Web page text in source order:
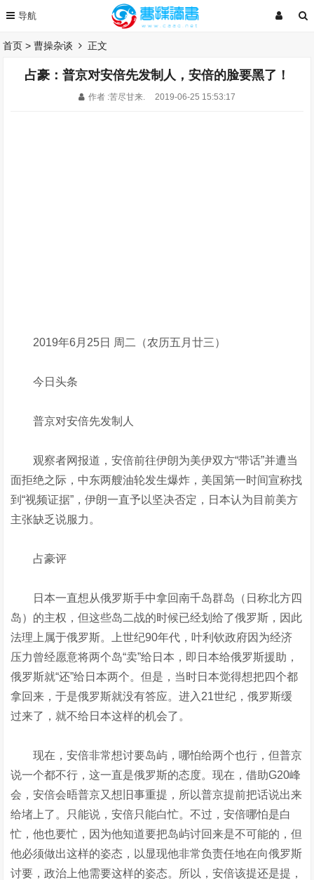
首页 >曹操杂谈 正文
占豪：普京对安倍先发制人，安倍的脸要黑了！
作者 :苦尽甘来. 2019-06-25 15:53:17
2019年6月25日 周二（农历五月廿三）
今日头条
普京对安倍先发制人
观察者网报道，安倍前往伊朗为美伊双方“带话”并遭当
面拒绝之际，中东两艘油轮发生爆炸，美国第一时间宣称找
到“视频证据”，伊朗一直予以坚决否定，日本认为目前美方
主张缺乏说服力。
占豪评
日本一直想从俄罗斯手中拿回南千岛群岛（日称北方四
岛）的主权，但这些岛二战的时候已经划给了俄罗斯，因此
法理上属于俄罗斯。上世纪90年代，叶利钦政府因为经济
压力曾经愿意将两个岛“卖”给日本，即日本给俄罗斯援助，
俄罗斯就“还”给日本两个。但是，当时日本觉得想把四个都
拿回来，于是俄罗斯就没有答应。进入21世纪，俄罗斯缓
过来了，就不给日本这样的机会了。
现在，安倍非常想讨要岛屿，哪怕给两个也行，但普京
说一个都不行，这一直是俄罗斯的态度。现在，借助G20峰
会，安倍会晤普京又想旧事重提，所以普京提前把话说出来
给堵上了。只能说，安倍只能白忙。不过，安倍哪怕是白
忙，他也要忙，因为他知道要把岛屿讨回来是不可能的，但
他必须做出这样的姿态，以显现他非常负责任地在向俄罗斯
讨要，政治上他需要这样的姿态。所以，安倍该提还是提，